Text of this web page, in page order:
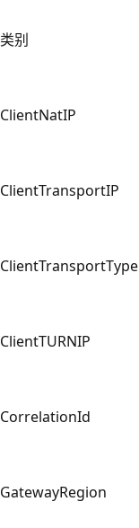
类别
ClientNatIP
ClientTransportIP
ClientTransportType
ClientTURNIP
CorrelationId
GatewayRegion